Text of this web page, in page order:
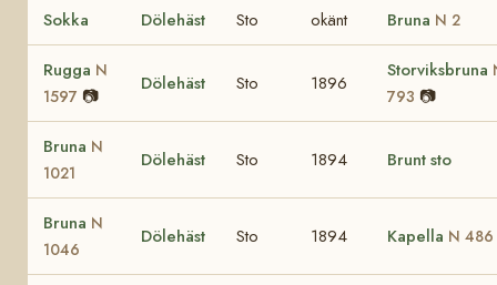
Sokka Dölehäst Sto okänt Bruna N 2
Rugga N
1597 📷
Dölehäst Sto 1896
Storviksbruna
793 📷
Bruna N
1021
Dölehäst Sto 1894 Brunt sto
Bruna N
1046
Dölehäst Sto 1894 Kapella N 486